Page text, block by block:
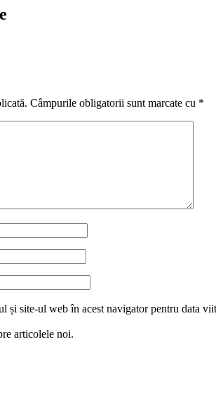
Câmpurile obligatorii sunt marcate cu *
și site-ul web în acest navigator pentru data
articolele noi.